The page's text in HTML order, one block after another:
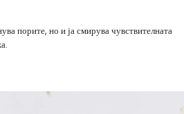
порите, но и ја смирува чувствителната